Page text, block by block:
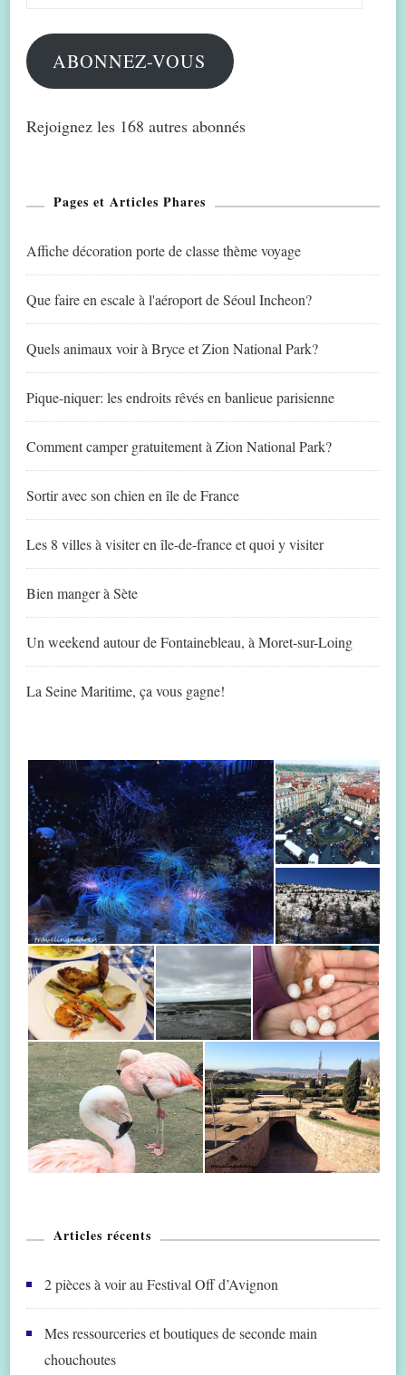
mail
ABONNEZ-VOUS
Rejoignez les 168 autres abonnés
Pages et Articles Phares
Affiche décoration porte de classe thème voyage
Que faire en escale à l'aéroport de Séoul Incheon?
Quels animaux voir à Bryce et Zion National Park?
Pique-niquer: les endroits rêvés en banlieue parisienne
Comment camper gratuitement à Zion National Park?
Sortir avec son chien en île de France
Les 8 villes à visiter en île-de-france et quoi y visiter
Bien manger à Sète
Un weekend autour de Fontainebleau, à Moret-sur-Loing
La Seine Maritime, ça vous gagne!
Articles récents
2 pièces à voir au Festival Off d’Avignon
Mes ressourceries et boutiques de seconde main
chouchoutes